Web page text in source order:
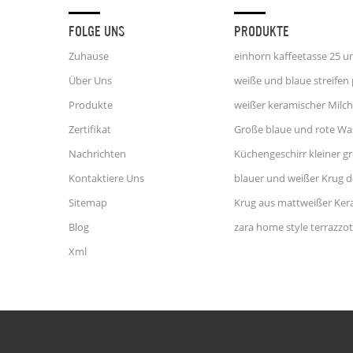
FOLGE UNS
Zuhause
Über Uns
Produkte
Zertifikat
Nachrichten
Kontaktiere Uns
Sitemap
Blog
Xml
PRODUKTE
Krug aus mattweißer